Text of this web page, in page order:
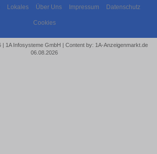
Lokales Über Uns Impressum Datenschutz
Cookies
1A Infosysteme GmbH | Content by: 1A-Anzeigenmarkt.de
06.08.2026